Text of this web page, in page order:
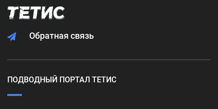
Обратная связь
ПОДВОДНЫЙ ПОРТАЛ ТЕТИС